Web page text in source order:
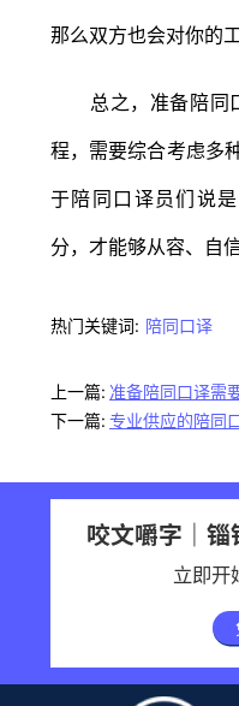
那么双方也会对你的
总之，准备陪同
程，需要综合考虑多
于陪同口译员们说
分，才能够从容、自
热门关键词: 陪同口译
上一篇: 准备陪同口译需
下一篇: 专业供应的陪同
咬文嚼字｜锱
立即开